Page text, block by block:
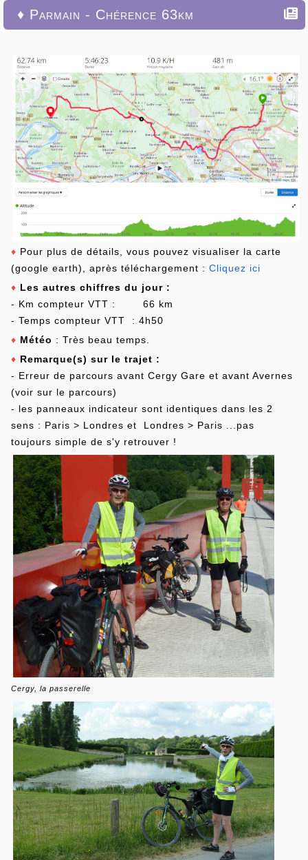
♦ Parmain - Chérence 63km
♦ Pour plus de détails, vous pouvez visualiser la carte
(google earth), après téléchargement : Cliquez ici
♦ Les autres chiffres du jour :
- Km compteur VTT : 66 km
- Temps compteur VTT : 4h50
♦ Météo : Très beau temps.
♦ Remarque(s) sur le trajet :
- Erreur de parcours avant Cergy Gare et avant Avernes
(voir sur le parcours)
- les panneaux indicateur sont identiques dans les 2
sens : Paris > Londres et Londres > Paris ...pas
toujours simple de s'y retrouver !
Cergy, la passerelle